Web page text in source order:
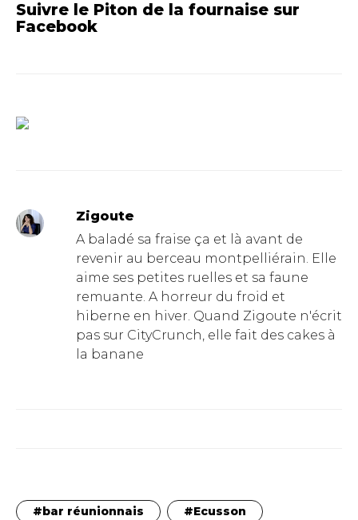
Suivre le Piton de la fournaise sur
Facebook
Zigoute
A baladé sa fraise ça et là avant de
revenir au berceau montpelliérain. Elle
aime ses petites ruelles et sa faune
remuante. A horreur du froid et
hiberne en hiver. Quand Zigoute n'écrit
pas sur CityCrunch, elle fait des cakes à
la banane
bar réunionnais Ecusson